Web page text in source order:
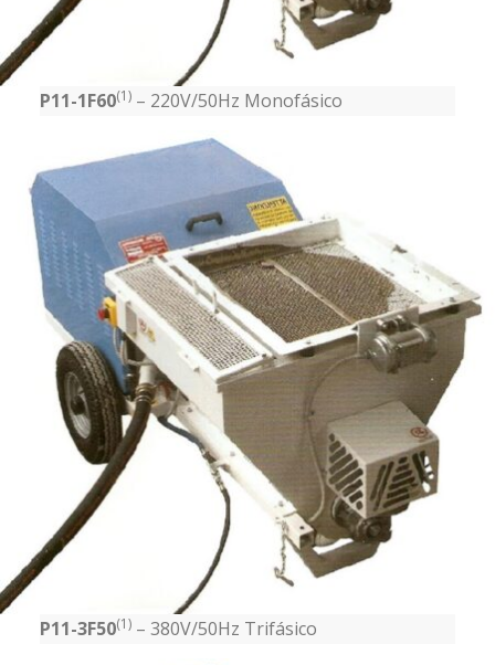
P11-1F60(1)– 220V/50Hz Monofásico
P11-3F50(1)– 380V/50Hz Trifásico